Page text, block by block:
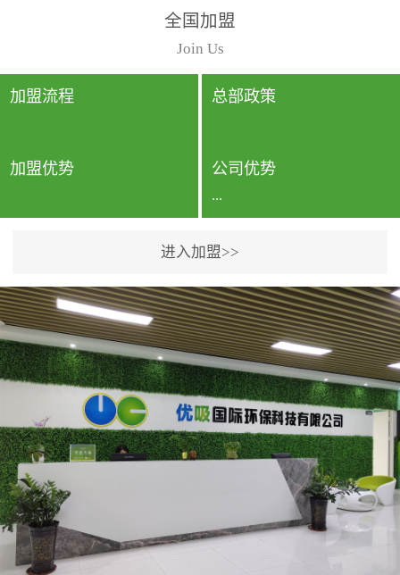
动，人类长时间停留的室
内空间都有整体消毒的需
要。因为空间内人流携带
的、空气...
行国家规定的标准检测方
法，空气采样量准确，检
测结果可靠，远胜于其他
检测...
全国加盟
Join Us
加盟流程 总部政策
加盟优势 公司优势
...
专利保护优势、双甲资质
企业（“室内环境净化治理
甲级施工资质”“室内环境
污染治理资质等级证
书”）、拥有多名高级《环
境工程高级工程师》室内
空气治理资格认证的治理
人员、掌握室内空气净化
治理实用技术和五项专利
技术、八项计算机软件著
作权登记证书等。研发实
进入加盟>>